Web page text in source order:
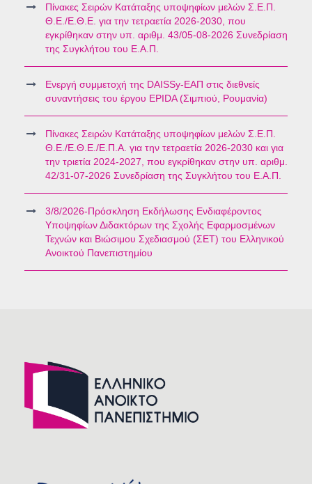
Πίνακες Σειρών Κατάταξης υποψηφίων μελών Σ.Ε.Π.
Θ.Ε./Ε.Θ.Ε. για την τετραετία 2026-2030, που
εγκρίθηκαν στην υπ. αριθμ. 43/05-08-2026 Συνεδρίαση
της Συγκλήτου του Ε.Α.Π.
Ενεργή συμμετοχή της DAISSy-ΕΑΠ στις διεθνείς
συναντήσεις του έργου EPIDA (Σιμπιού, Ρουμανία)
Πίνακες Σειρών Κατάταξης υποψηφίων μελών Σ.Ε.Π.
Θ.Ε./Ε.Θ.Ε./Ε.Π.Α. για την τετραετία 2026-2030 και για
την τριετία 2024-2027, που εγκρίθηκαν στην υπ. αριθμ.
42/31-07-2026 Συνεδρίαση της Συγκλήτου του Ε.Α.Π.
3/8/2026-Πρόσκληση Εκδήλωσης Ενδιαφέροντος
Υποψηφίων Διδακτόρων της Σχολής Εφαρμοσμένων
Τεχνών και Βιώσιμου Σχεδιασμού (ΣΕΤ) του Ελληνικού
Ανοικτού Πανεπιστημίου